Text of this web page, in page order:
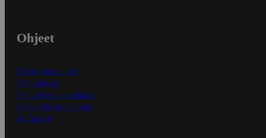
Ohjeet
Ensitilaajan ohjeet
Näin maksat
Näin tilaat ja muokkaat
Kaikki ohjeet ja vinkit
In English